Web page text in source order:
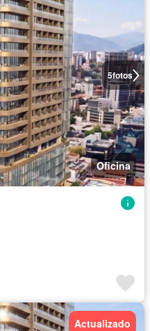
5fotos
Oficina
Actualizado